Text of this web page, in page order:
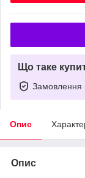
Що таке
Замовлення
Опис
Опис